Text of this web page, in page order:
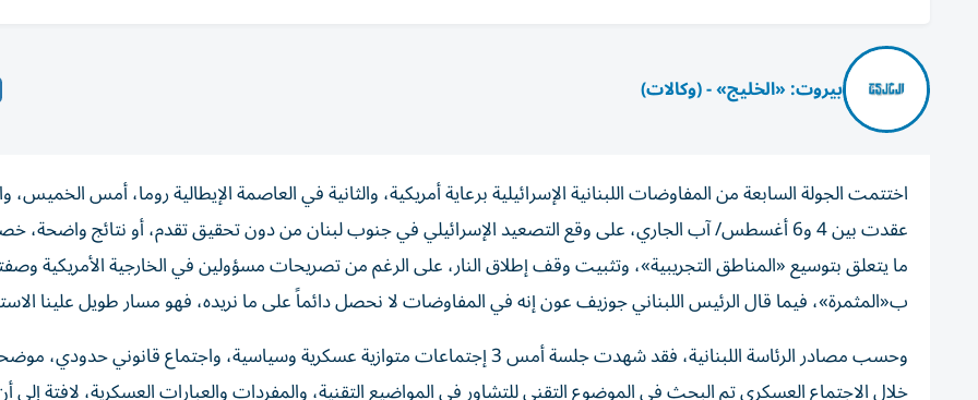
بيروت: «الخليج» - (وكالات)
اختتمت الجولة السابعة من المفاوضات اللبنانية الإسرائيلية برعاية أمريكية، والثانية في العاصمة الإيطالية روما، أمس الخميس،
عقدت بين 4 و6 أغسطس/ آب الجاري، على وقع التصعيد الإسرائيلي في جنوب لبنان من دون تحقيق تقدم، أو نتائج واضحة،
ما يتعلق بتوسيع «المناطق التجريبية»، وتثبيت وقف إطلاق النار، على الرغم من تصريحات مسؤولين في الخارجية الأمريكية
ب«المثمرة»، فيما قال الرئيس اللبناني جوزيف عون إنه في المفاوضات لا نحصل دائماً على ما نريده، فهو مسار طويل علينا
وحسب مصادر الرئاسة اللبنانية، فقد شهدت جلسة أمس 3 إجتماعات متوازية عسكرية وسياسية، واجتماع قانوني حدودي،